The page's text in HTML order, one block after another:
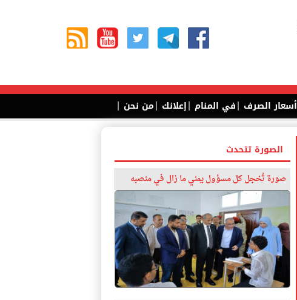
أسعار الصرف |في المنام |إعلانك |من نحن |
الصورة تتحدث
صورة تُخجل كل مسؤول يمني ما زال في منصبه